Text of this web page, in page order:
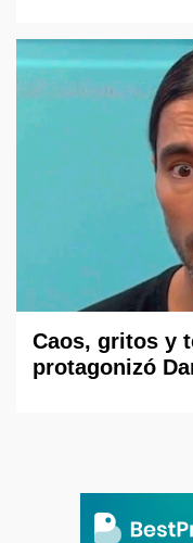
Caos, gritos y
protagonizó